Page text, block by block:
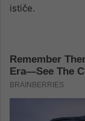
ističe.